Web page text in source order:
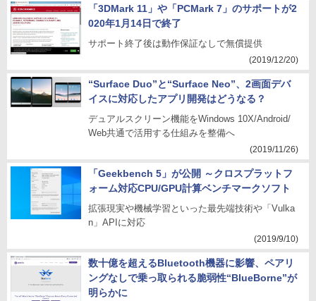
「3DMark 11」や「PCMark 7」のサポートが2
020年1月14日で終了
サポート終了後は動作保証なしで無償提供
(2019/12/20)
“Surface Duo”と“Surface Neo”、2画面デバ
イスに対応したアプリ開発はどうなる？
デュアルスクリーン機能をWindows 10X/Android/
Web共通で活用する仕組みを整備へ
(2019/11/26)
「Geekbench 5」が公開 ～クロスプラットフ
ォーム対応CPU/GPU計算ベンチマークソフト
拡張現実や機械学習といった最先端技術や「Vulka
n」APIに対応
(2019/9/10)
数十億を超えるBluetooth機器に影響、ペアリ
ングなしで乗っ取られる脆弱性“BlueBorne”が
明らかに